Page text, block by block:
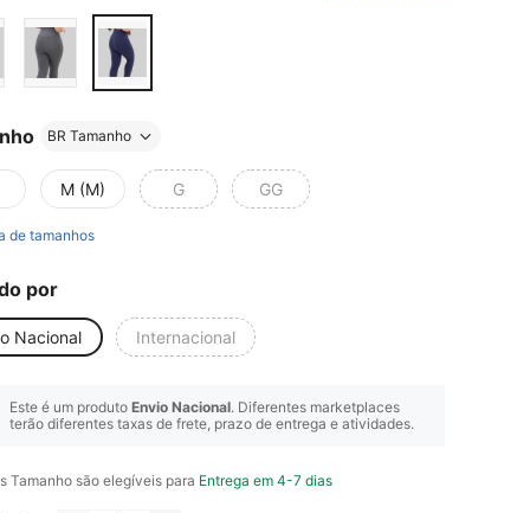
BR Tamanho
M (M) G GG
de tamanhos
por
Nacional Internacional
Este é um produto Envio Nacional. Diferentes marketplaces
terão diferentes taxas de frete, prazo de entrega e atividades.
Tamanho são elegíveis para Entrega em 4-7 dias